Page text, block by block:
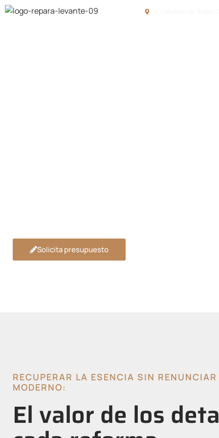
Solicita presupuesto
RECUPERAR LA ESENCIA SIN
MODERNO:
El valor de los